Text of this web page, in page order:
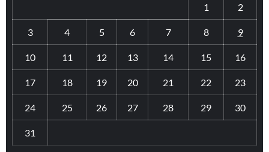
1 2
3 4 5 6 7 8 9
10 11 12 13 14 15 16
17 18 19 20 21 22 23
24 25 26 27 28 29 30
31